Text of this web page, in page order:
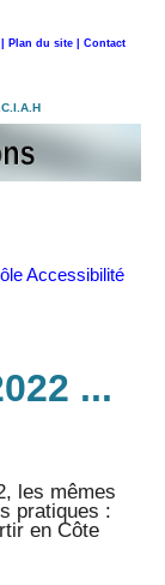
Plan du site | Contact
Accessibilité
...
les mêmes
pratiques :
en Côte